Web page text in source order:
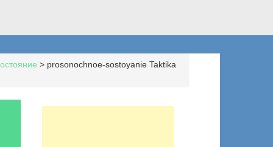
> prosonochnoe-sostoyanie Taktika